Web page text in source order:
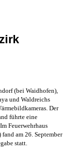
(bei Waidhofen),
und Waldreichs
Der
führte eine
Feuerwehrhaus
am 26. September
statt.